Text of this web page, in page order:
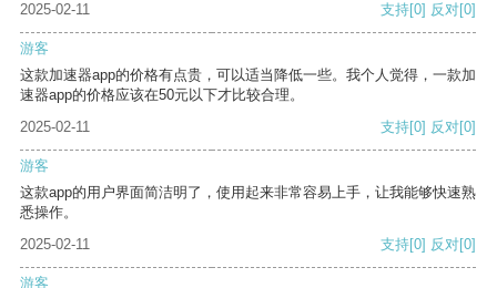
2025-02-11
支持[0] 反对[0]
游客
这款加速器app的价格有点贵，可以适当降低一些。我个人觉得，一款加
速器app的价格应该在50元以下才比较合理。
2025-02-11
支持[0] 反对[0]
游客
这款app的用户界面简洁明了，使用起来非常容易上手，让我能够快速熟
悉操作。
2025-02-11
支持[0] 反对[0]
游客